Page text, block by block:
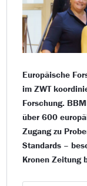
Europäische
im ZWT
Forschung.
über 600
Zugang zu
Standards –
Kronen Zeitung